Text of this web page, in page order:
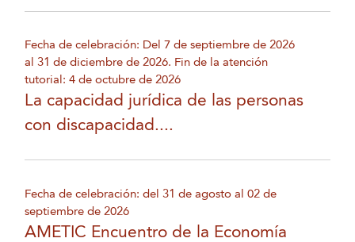
Fecha de celebración: Del 7 de septiembre de 2026
al 31 de diciembre de 2026. Fin de la atención
tutorial: 4 de octubre de 2026
La capacidad jurídica de las personas
con discapacidad....
Fecha de celebración: del 31 de agosto al 02 de
septiembre de 2026
AMETIC Encuentro de la Economía